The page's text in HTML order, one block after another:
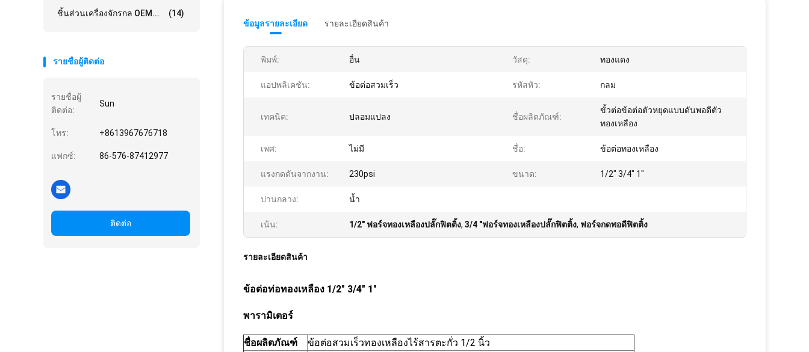
ชิ้นส่วนเครื่องจักรกล OEM... (14)
รายชื่อผู้ติดต่อ
รายชื่อผู้
ติดต่อ:
Sun
โทร: +8613967676718
แฟกซ์: 86-576-87412977
ติดต่อ
ข้อมูลรายละเอียด รายละเอียดสินค้า
พิมพ์: อื่น วัสดุ: ทองแดง
แอปพลิเคชัน: ข้อต่อสวมเร็ว รหัสหัว: กลม
เทคนิค: ปลอมแปลง ชื่อผลิตภัณฑ์:
ขั้วต่อข้อต่อตัวหยุดแบบดันพอดีตัว
ทองเหลือง
เพศ: ไม่มี ชื่อ: ข้อต่อทองเหลือง
แรงกดดันจากงาน: 230psi ขนาด: 1/2" 3/4" 1"
ปานกลาง: น้ำ
เน้น: 1/2" ฟอร์จทองเหลืองปลั๊กฟิตติ้ง, 3/4 "ฟอร์จทองเหลืองปลั๊กฟิตติ้ง, ฟอร์จกดพอดีฟิตติ้ง
รายละเอียดสินค้า
ข้อต่อท่อทองเหลือง 1/2" 3/4" 1"
พารามิเตอร์
ชื่อผลิตภัณฑ์
ข้อต่อสวมเร็วทองเหลืองไร้สารตะกั่ว 1/2 นิ้ว